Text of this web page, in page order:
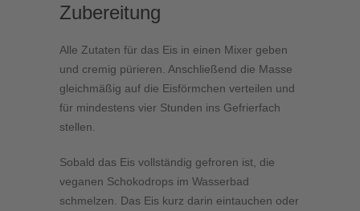
Zubereitung
Alle Zutaten für das Eis in einen Mixer geben
und cremig pürieren. Anschließend die Masse
gleichmäßig auf die Eisförmchen verteilen und
für mindestens vier Stunden ins Gefrierfach
stellen.
Sobald das Eis vollständig gefroren ist, die
veganen Schokodrops im Wasserbad
schmelzen. Das Eis kurz darin eintauchen oder